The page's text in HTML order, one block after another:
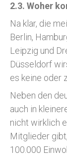
2.3. Woher
Na klar, die
Berlin,
Leipzig und
Düsseldorf
es keine oder
Neben den
auch in
nicht wirklich
Mitglieder
100.000